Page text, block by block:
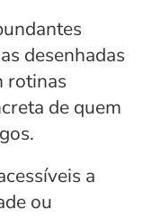
desenhadas
rotinas
de quem
a
ou